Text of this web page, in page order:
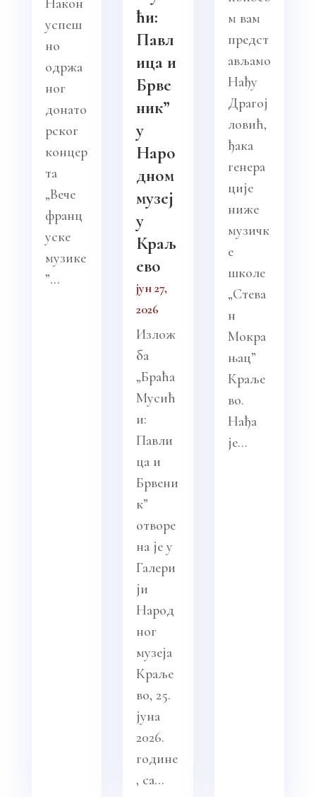
успеш
но
одржа
ног
донато
рског
концер
та
„Вече
франц
уске
музике
”...
ћи:
Павл
ица и
Брве
ник”
у
Наро
дном
музеј
у
Краљ
ево
јун 27,
2026
Излож
ба
„Браћа
Мусић
и:
Павли
ца и
Брвени
к”
отворе
на је у
Галери
ји
Народ
ног
музеја
Краље
во, 25.
јуна
2026.
године
, са...
м вам
предст
ављамо
Нађу
Драгој
ловић,
ђака
генера
ције
ниже
музичк
е
школе
„Стева
н
Мокра
њац”
Краље
во.
Нађа
је...